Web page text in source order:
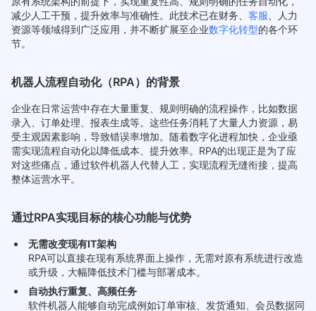
减少人工干预，提升效率与准确性。此技术已在财务、 客服 、人力
资源等领域得到广泛应用，并不断扩展至企业数字化转型的各个环
节。
机器人流程自动化（RPA）的背景
企业在日常运营中存在大量重复、规则明确的流程操作，比如数据
录入、订单处理、报表生成等。这些任务消耗了大量人力资源，易
受主观因素影响，导致错误率增加。随着数字化进程加快，企业亟
需实现流程自动化以降低成本、提升效率。RPA的出现正是为了应
对这些痛点，通过软件机器人代替人工，实现流程无缝衔接，提高
整体运营水平。
通过RPA实现目标的核心功能与优势
无需改变现有IT架构
RPA可以直接在现有系统界面上操作，无需对原有系统进行改造
或升级，大幅降低技术门槛与部署成本。
自动执行重复、高频任务
软件机器人能够自动完成例如订单审核、发货通知、会员数据同